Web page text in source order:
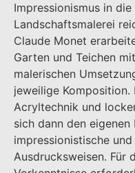
Impressionismus in
Landschaftsmalerei
Claude Monet
Garten und Teichen
malerischen
jeweilige
Acryltechnik und
sich dann den
impressionistische
Ausdrucksweisen. Für